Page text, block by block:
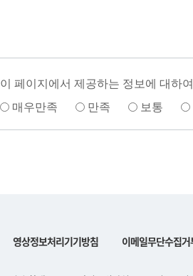
이 페이지에서 제공하는 정보에 대하
매우만족
만족 보통
영상정보처리기기방침 이메일무단수집거